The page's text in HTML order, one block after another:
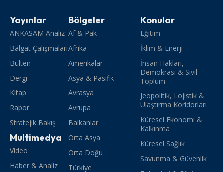
Yayınlar
ANKASAM Analiz
Balgat Çalışmaları
Bülten
Dergi
Kitap
Rapor
Stratejik Bakış
Multimedya
Video
Haber & Analiz
Bölgeler
Af & Pak
Afrika
Amerikalar
Asya & Pasifik
Avrasya
Avrupa
Balkanlar
Orta Asya
Orta Doğu
Türkiye
Konular
Eğitim
İklim & Enerji
İnsan Hakları,
Demokrasi & Sivil
Toplum
Jeopolitik, Lojistik &
Ulaştırma Koridorları
Küresel Ekonomi &
Kalkınma
Küresel Sağlık
Savunma & Güvenlik